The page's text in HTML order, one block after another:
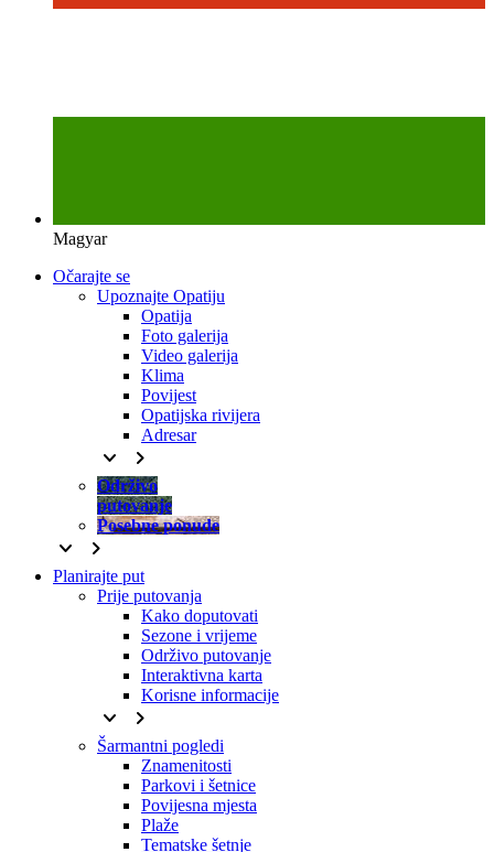
Magyar
Očarajte se
Upoznajte Opatiju
Opatija
Foto galerija
Video galerija
Klima
Povijest
Opatijska rivijera
Adresar
keyboard_arrow_down keyboard_arrow_right
Održivo
putovanje
Posebne ponude
keyboard_arrow_down keyboard_arrow_right
Planirajte put
Prije putovanja
Kako doputovati
Sezone i vrijeme
Održivo putovanje
Interaktivna karta
Korisne informacije
keyboard_arrow_down keyboard_arrow_right
Šarmantni pogledi
Znamenitosti
Parkovi i šetnice
Povijesna mjesta
Plaže
Tematske šetnje